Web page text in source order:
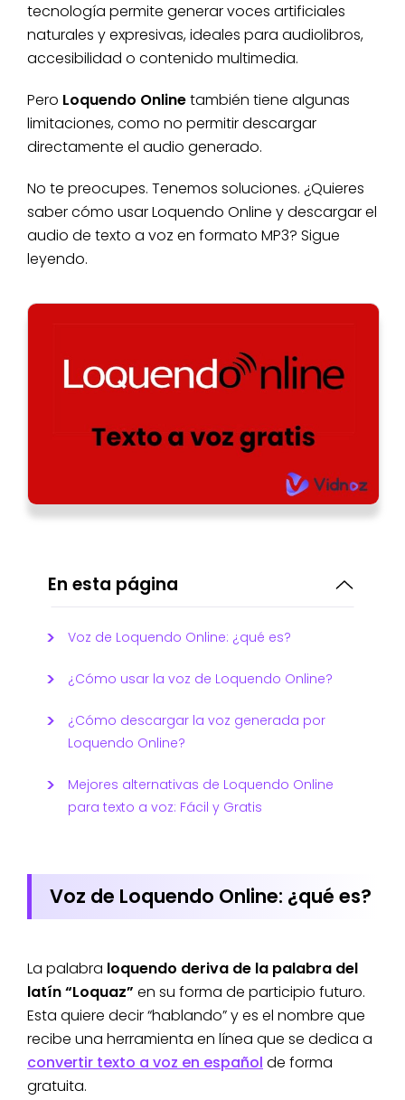
tecnología permite generar voces artificiales
naturales y expresivas, ideales para audiolibros,
accesibilidad o contenido multimedia.
Pero Loquendo Onlinetambién tiene algunas
limitaciones, como no permitir descargar
directamente el audio generado.
No te preocupes. Tenemos soluciones. ¿Quieres
saber cómo usar Loquendo Online y descargar el
audio de texto a voz en formato MP3? Sigue
leyendo.
En esta página
Voz de Loquendo Online: ¿qué es?
¿Cómo usar la voz de Loquendo Online?
¿Cómo descargar la voz generada por
Loquendo Online?
Mejores alternativas de Loquendo Online
para texto a voz: Fácil y Gratis
Voz de Loquendo Online: ¿qué es?
La palabra loquendo deriva de la palabra del
latín “Loquaz” en su forma de participio futuro.
Esta quiere decir “hablando” y es el nombre que
recibe una herramienta en línea que se dedica a
convertir texto a voz en español de forma
gratuita.